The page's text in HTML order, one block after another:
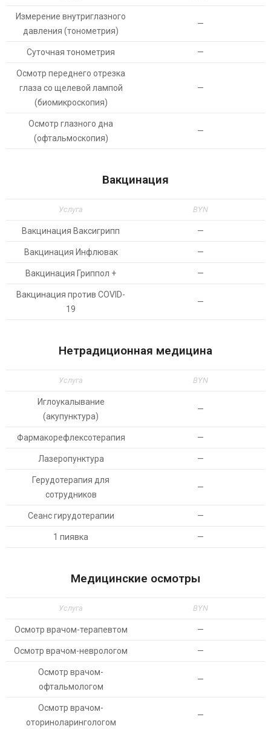
Измерение внутриглазного
давления (тонометрия)
—
Суточная тонометрия —
Осмотр переднего отрезка
глаза со щелевой лампой
(биомикроскопия)
—
Осмотр глазного дна
(офтальмоскопия)
—
Вакцинация
Услуга BYN
Вакцинация Ваксигрипп —
Вакцинация Инфлювак —
Вакцинация Гриппол + —
Вакцинация против COVID-
19
—
Нетрадиционная медицина
Услуга BYN
Иглоукалывание
(акупунктура)
—
Фармакорефлексотерапия —
Лазеропунктура —
Герудотерапия для
сотрудников
—
Сеанс гирудотерапии —
1 пиявка —
Медицинские осмотры
Услуга BYN
Осмотр врачом-терапевтом —
Осмотр врачом-неврологом —
Осмотр врачом-
офтальмологом
—
Осмотр врачом-
оториноларингологом
—